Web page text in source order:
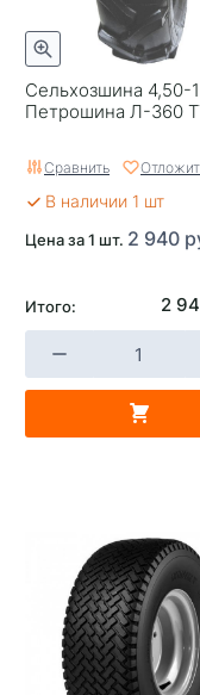
Сельхозшина 4,50-
Петрошина Л-360
Сравнить
В наличии 1 шт
Цена за 1 шт. 2 940
Итого: 2